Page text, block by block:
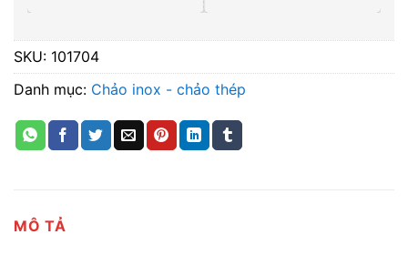
SKU: 101704
Danh mục: Chảo inox - chảo thép
MÔ TẢ